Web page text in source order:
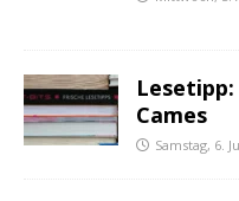
Lesetipp:
Cames
Samstag, 6.